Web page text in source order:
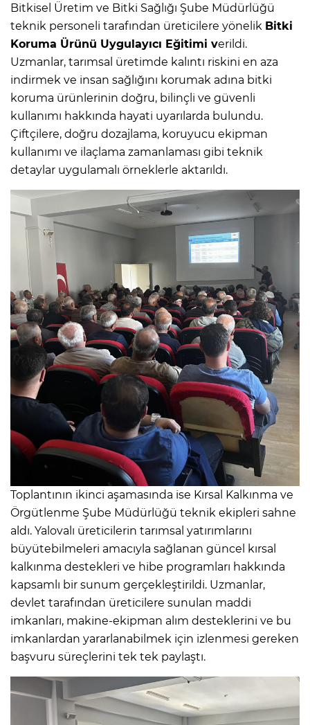
Bitkisel Üretim ve Bitki Sağlığı Şube Müdürlüğü
teknik personeli tarafından üreticilere yönelik Bitki
Koruma Ürünü Uygulayıcı Eğitimi verildi.
Uzmanlar, tarımsal üretimde kalıntı riskini en aza
indirmek ve insan sağlığını korumak adına bitki
koruma ürünlerinin doğru, bilinçli ve güvenli
kullanımı hakkında hayati uyarılarda bulundu.
Çiftçilere, doğru dozajlama, koruyucu ekipman
kullanımı ve ilaçlama zamanlaması gibi teknik
detaylar uygulamalı örneklerle aktarıldı.
Toplantının ikinci aşamasında ise Kırsal Kalkınma ve
Örgütlenme Şube Müdürlüğü teknik ekipleri sahne
aldı. Yalovalı üreticilerin tarımsal yatırımlarını
büyütebilmeleri amacıyla sağlanan güncel kırsal
kalkınma destekleri ve hibe programları hakkında
kapsamlı bir sunum gerçekleştirildi. Uzmanlar,
devlet tarafından üreticilere sunulan maddi
imkanları, makine-ekipman alım desteklerini ve bu
imkanlardan yararlanabilmek için izlenmesi gereken
başvuru süreçlerini tek tek paylaştı.